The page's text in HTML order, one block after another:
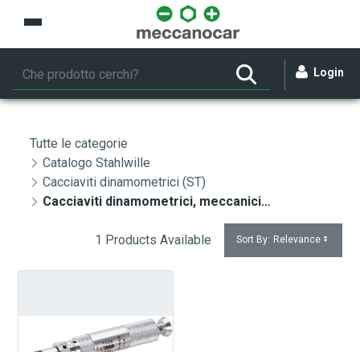
Skip to Main Content
Login
Tutte le categorie
Catalogo Stahlwille
Cacciaviti dinamometrici (ST)
Cacciaviti dinamometrici, meccanici (ST)
1 Products Available Sort By: Relevance